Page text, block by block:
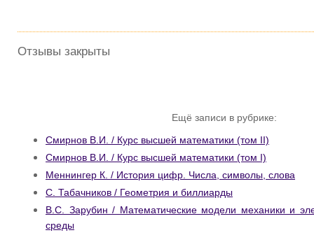
Отзывы закрыты
Ещё записи в рубрике:
Смирнов В.И. / Курс высшей математики (том II)
Смирнов В.И. / Курс высшей математики (том I)
Меннингер К. / История цифр. Числа, символы, слова
С. Табачников / Геометрия и биллиарды
В.С. Зарубин / Математические модели механики и
среды